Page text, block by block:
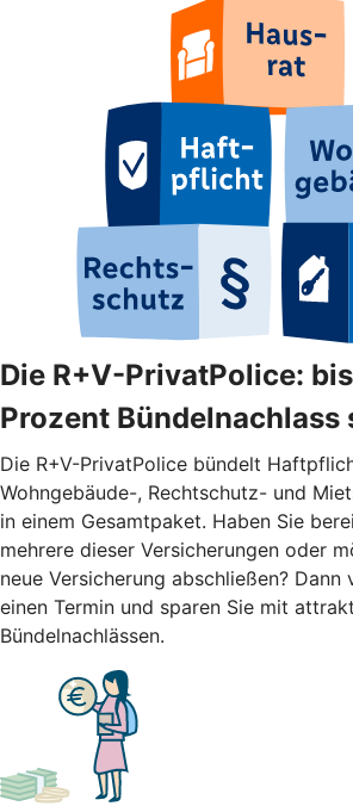
Die R+V-PrivatPolice:
Prozent Bündelnachlass
Die R+V-PrivatPolice bündelt
Wohngebäude-, Rechtschutz- und
in einem Gesamtpaket. Haben Sie
mehrere dieser Versicherungen oder
neue Versicherung abschließen? Dann
einen Termin und sparen Sie mit
Bündelnachlässen.